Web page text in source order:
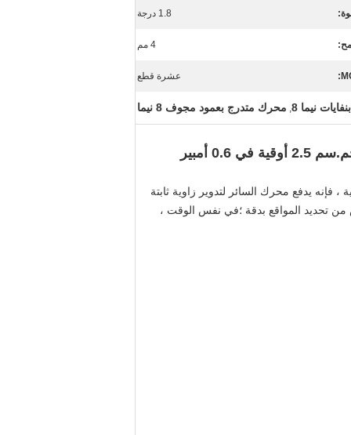
1.8 درجة
4 مم
عشرة قطع
نيما 8 , محرك متدرج بعمود مجوف 8 نيما
يدفع محرك السائر لتدوير زاوية ثابتة
من تحديد المواقع بدقة ؛في نفس الوقت ،